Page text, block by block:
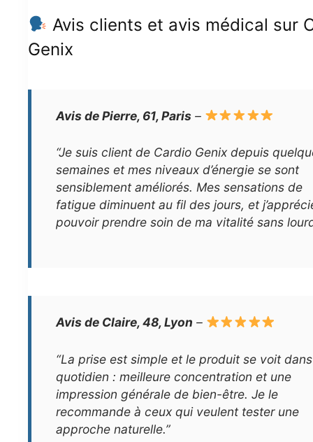
Avis clients et avis médical sur
Genix
Avis de Pierre, 61, Paris –
“Je suis client de Cardio Genix depuis
semaines et mes niveaux d’énergie se sont
sensiblement améliorés. Mes sensations de
fatigue diminuent au fil des jours, et
pouvoir prendre soin de ma vitalité sans
Avis de Claire, 48, Lyon –
“La prise est simple et le produit se voit
quotidien : meilleure concentration et une
impression générale de bien-être. Je le
recommande à ceux qui veulent tester une
approche naturelle.”